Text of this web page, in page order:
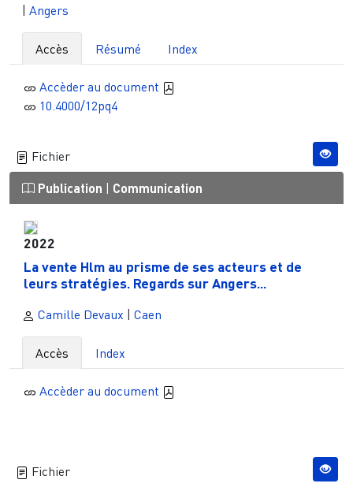
Angers
Accès Résumé Index
Accèder au document
10.4000/12pq4
Fichier
Publication Communication
2022
La vente Hlm au prisme de ses acteurs et de
leurs stratégies. Regards sur Angers...
Camille Devaux | Caen
Accès Index
Accèder au document
Fichier